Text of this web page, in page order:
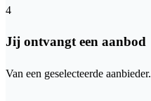
4
Jij ontvangt een aanbod
Van een geselecteerde aanbieder.